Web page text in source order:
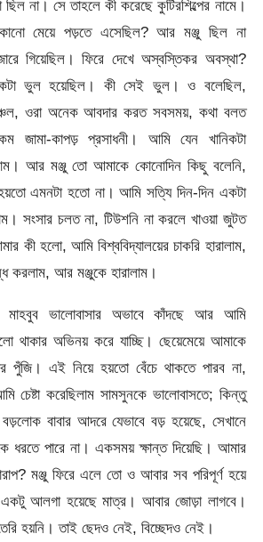
না। সে তাহলে কী করেছে কুটিরশিল্পের নামে।
মেয়ে পড়তে এসেছিল? আর মঞ্জু ছিল না
গিয়েছিল। ফিরে দেখে অস্বস্তিকর অবস্থা?
ভুল হয়েছিল। কী সেই ভুল। ও বলেছিল,
ওরা অনেক আবদার করত সবসময়, কথা বলত
জামা-কাপড় প্রসাধনী। আমি যেন খানিকটা
আর মঞ্জু তো আমাকে কোনোদিন কিছু বলেনি,
এমনটা হতো না। আমি সত্যি দিন-দিন একটা
সংসার চলত না, টিউশনি না করলে খাওয়া জুটত
কী হলো, আমি বিশ্ববিদ্যালয়ের চাকরি হারালাম,
করলাম, আর মঞ্জুকে হারালাম।
মাহবুব ভালোবাসার অভাবে কাঁদছে আর আমি
থাকার অভিনয় করে যাচ্ছি। ছেয়েমেয়ে আমাকে
পুঁজি। এই নিয়ে হয়তো বেঁচে থাকতে পারব না,
চেষ্টা করেছিলাম সামসুনকে ভালোবাসতে; কিন্তু
বাবার আদরে যেভাবে বড় হয়েছে, সেখানে
ধরতে পারে না। একসময় ক্ষান্ত দিয়েছি। আমার
মঞ্জু ফিরে এলে তো ও আবার সব পরিপূর্ণ হয়ে
আলগা হয়েছে মাত্র। আবার জোড়া লাগবে।
হয়নি। তাই ছেদও নেই, বিচ্ছেদও নেই।